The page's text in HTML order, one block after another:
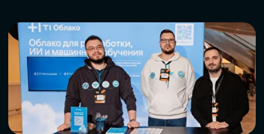
СТАТЬ ПАРТНЕРОМ
СКАЧАТЬ ПРОГРАММУ
СТАТЬ СПИКЕРОМ
СТАТЬ УЧАСТНИКОМ